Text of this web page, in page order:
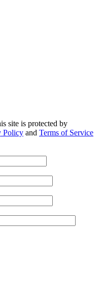
site is protected by
Policy and Terms of Service